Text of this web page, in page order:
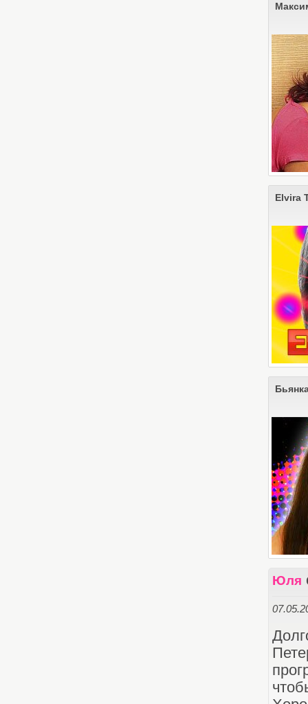
Elvira
Юля